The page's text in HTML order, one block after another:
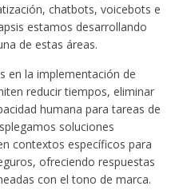
chatbots, voicebots e
estamos desarrollando
de estas áreas.
en la implementación de
reducir tiempos, eliminar
humana para tareas de
soluciones
contextos específicos para
ofreciendo respuestas
con el tono de marca.